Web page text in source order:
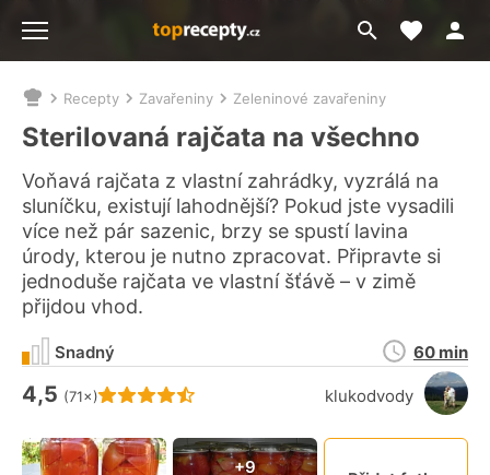
Přejít
na
Moje
Nacházíte
se
zde:
Recepty Zavařeniny Zeleninové zavařeniny
Sterilovaná rajčata na všechno
Voňavá rajčata z vlastní zahrádky, vyzrálá na
sluníčku, existují lahodnější? Pokud jste vysadili
více než pár sazenic, brzy se spustí lavina
úrody, kterou je nutno zpracovat. Připravte si
jednoduše rajčata ve vlastní šťávě – v zimě
přijdou vhod.
Hodnocení receptu je
4,5 (71×) klukodvody
Snadný
Doba
přípravy
60 min
+9